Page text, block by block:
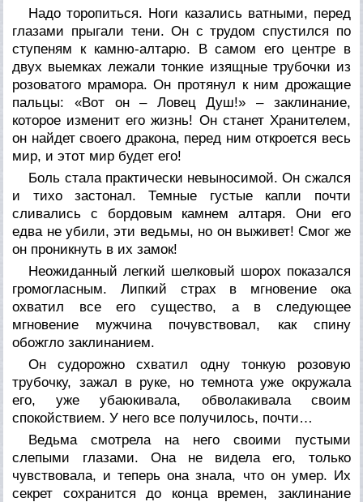
Надо торопиться. Ноги казались ватными, перед
глазами прыгали тени. Он с трудом спустился по
ступеням к камню-алтарю. В самом его центре в
двух выемках лежали тонкие изящные трубочки из
розоватого мрамора. Он протянул к ним дрожащие
пальцы: «Вот он – Ловец Душ!» – заклинание,
которое изменит его жизнь! Он станет Хранителем,
он найдет своего дракона, перед ним откроется весь
мир, и этот мир будет его!
Боль стала практически невыносимой. Он сжался
и тихо застонал. Темные густые капли почти
сливались с бордовым камнем алтаря. Они его
едва не убили, эти ведьмы, но он выживет! Смог же
он проникнуть в их замок!
Неожиданный легкий шелковый шорох показался
громогласным. Липкий страх в мгновение ока
охватил все его существо, а в следующее
мгновение мужчина почувствовал, как спину
обожгло заклинанием.
Он судорожно схватил одну тонкую розовую
трубочку, зажал в руке, но темнота уже окружала
его, уже убаюкивала, обволакивала своим
спокойствием. У него все получилось, почти…
Ведьма смотрела на него своими пустыми
слепыми глазами. Она не видела его, только
чувствовала, и теперь она знала, что он умер. Их
секрет сохранится до конца времен, заклинание